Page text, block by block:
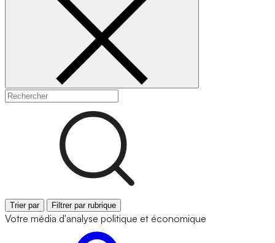
Trier par Filtrer par rubrique
Votre média d'analyse politique et économique